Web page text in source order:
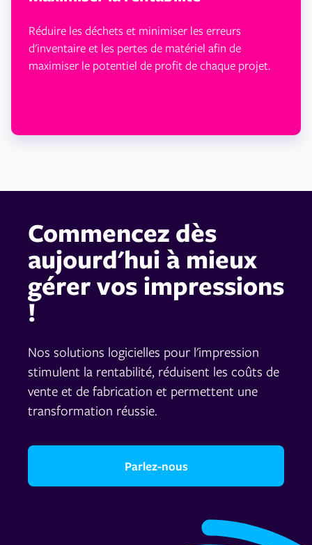
Réduire les déchets et minimiser les erreurs
d'inventaire et les pertes de matériel afin de
maximiser le potentiel de profit de chaque projet.
Commencez dès
aujourd'hui à mieux
gérer vos impressions
!
Nos solutions logicielles pour l'impression
stimulent la rentabilité, réduisent les coûts de
vente et de fabrication et permettent une
transformation réussie.
Parlez-nous